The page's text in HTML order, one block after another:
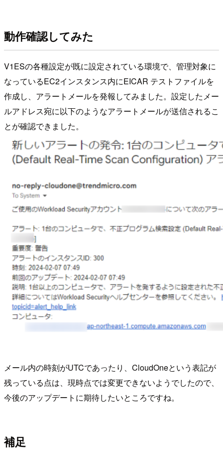
動作確認してみた
V1ESの各種設定が既に設定されている環境で、管理対象に
なっているEC2インスタンス内にEICAR テストファイルを
作成し、アラートメールを発報してみました。設定したメー
ルアドレス宛に以下のようなアラートメールが送信されるこ
とが確認できました。
メール内の時刻がUTCであったり、CloudOneという表記が
残っている点は、現時点では変更できないようでしたので、
今後のアップデートに期待したいところですね。
補足